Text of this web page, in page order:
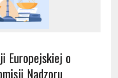
Europejskiej o
Nadzoru